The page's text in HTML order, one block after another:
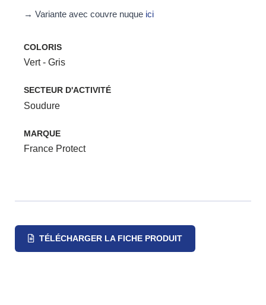
→ Variante avec couvre nuque ici
COLORIS
Vert - Gris
SECTEUR D'ACTIVITÉ
Soudure
MARQUE
France Protect
TÉLÉCHARGER LA FICHE PRODUIT